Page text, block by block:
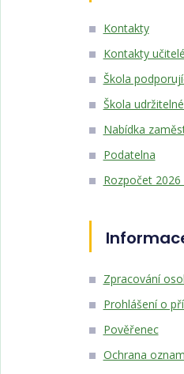
Kontakty
Kontakty učitelé
Škola
Škola
Nabídka
Podatelna
Rozpočet 2026
Zpracování
Prohlášení o
Pověřenec
Ochrana